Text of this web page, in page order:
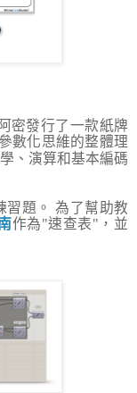
密發行了一款紙牌
數化思維的整體理
、演算和基本編碼
習題。 為了幫助教
作為"速查表"，並